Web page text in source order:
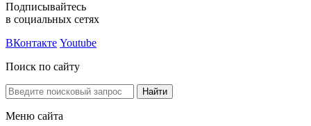
Подписывайтесь
в социальных сетях
ВКонтакте Youtube
Поиск по сайту
Найти
Меню сайта